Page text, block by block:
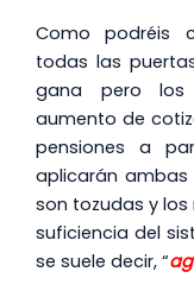
Como podréis
todas las
gana pero los
aumento de
pensiones a
aplicarán
son tozudas y
suficiencia del
se suele decir, “